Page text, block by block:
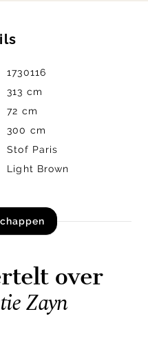
1730116
313 cm
72 cm
300 cm
Stof Paris
Light Brown
over
Zayn